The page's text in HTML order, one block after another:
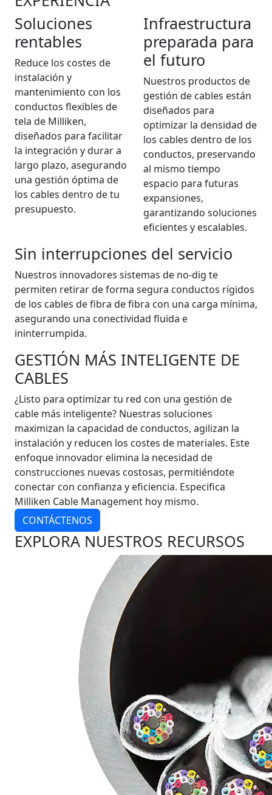
Soluciones
rentables
Reduce los costes de
instalación y
mantenimiento con los
conductos flexibles de
tela de Milliken,
diseñados para facilitar
la integración y durar a
largo plazo, asegurando
una gestión óptima de
los cables dentro de tu
presupuesto.
Infraestructura
preparada para
el futuro
Nuestros productos de
gestión de cables están
diseñados para
optimizar la densidad de
los cables dentro de los
conductos, preservando
al mismo tiempo
espacio para futuras
expansiones,
garantizando soluciones
eficientes y escalables.
Sin interrupciones del servicio
Nuestros innovadores sistemas de no-dig te
permiten retirar de forma segura conductos rígidos
de los cables de fibra de fibra con una carga mínima,
asegurando una conectividad fluida e
ininterrumpida.
GESTIÓN MÁS INTELIGENTE DE
CABLES
¿Listo para optimizar tu red con una gestión de
cable más inteligente? Nuestras soluciones
maximizan la capacidad de conductos, agilizan la
instalación y reducen los costes de materiales. Este
enfoque innovador elimina la necesidad de
construcciones nuevas costosas, permitiéndote
conectar con confianza y eficiencia. Especifica
Milliken Cable Management hoy mismo.
CONTÁCTENOS
EXPLORA NUESTROS RECURSOS